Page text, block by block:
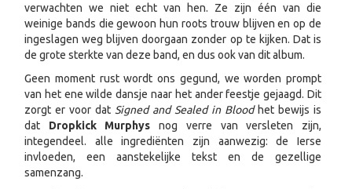
verwachten we niet echt van hen. Ze zijn één van die
weinige bands die gewoon hun roots trouw blijven en op de
ingeslagen weg blijven doorgaan zonder op te kijken. Dat is
de grote sterkte van deze band, en dus ook van dit album.
Geen moment rust wordt ons gegund, we worden prompt
van het ene wilde dansje naar het ander feestje gejaagd. Dit
zorgt er voor dat Signed and Sealed in Bloodhet bewijs is
dat Dropkick Murphys nog verre van versleten zijn,
integendeel. alle ingrediënten zijn aanwezig: de Ierse
invloeden, een aanstekelijke tekst en de gezellige
samenzang.